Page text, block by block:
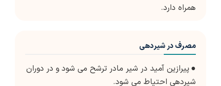
همراه دارد.
مصرف در شیردهی
● پیرازین آمید در شیر مادر ترشح می شود و در دوران
شیردهی احتیاط می شود.